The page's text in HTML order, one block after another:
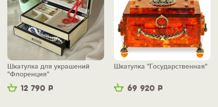
12 790 Р
Шкатулка для украшений
"Флоренция"
69 920 Р
Шкатулка "Государственная"